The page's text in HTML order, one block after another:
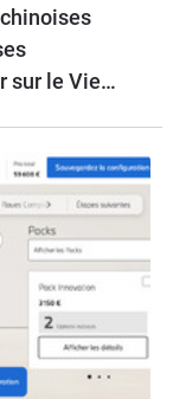
le Vieux